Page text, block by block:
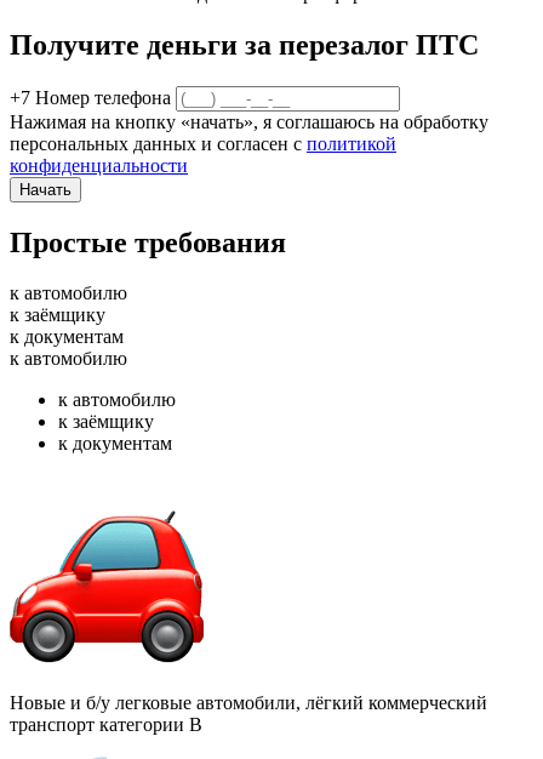
Получите деньги за перезалог ПТС
+7 Номер телефона
Нажимая на кнопку «начать», я соглашаюсь на обработку
персональных данных и согласен с политикой
конфиденциальности
Начать
Простые требования
к автомобилю
к заёмщику
к документам
к автомобилю
к автомобилю
к заёмщику
к документам
Новые и б/у легковые автомобили, лёгкий коммерческий
транспорт категории В